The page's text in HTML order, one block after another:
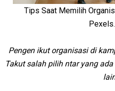
Tips Saat Memilih
Pengen ikut organisasi di
Takut salah pilih ntar yang